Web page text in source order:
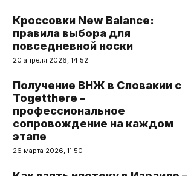
Кроссовки New Balance:
правила выбора для
повседневной носки
20 апреля 2026, 14:52
Получение ВНЖ в Словакии с
Togetthere –
профессиональное
сопровождение на каждом
этапе
26 марта 2026, 11:50